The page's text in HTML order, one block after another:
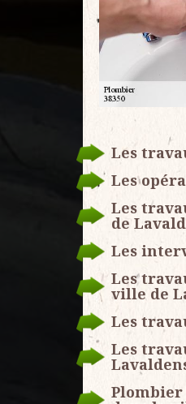
Les
Les
Les
de
Les
Les
ville de
Les
Les